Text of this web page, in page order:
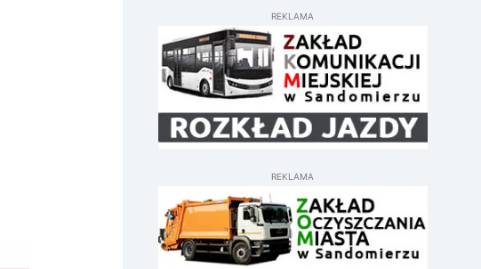
REKLAMA
REKLAMA